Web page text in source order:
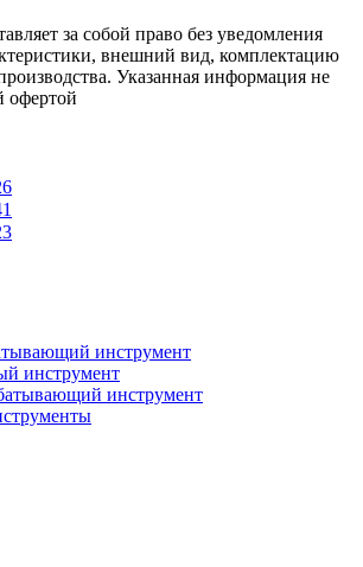
за собой право без уведомления
внешний вид, комплектацию
Указанная информация не
офертой
инструмент
инструмент
инструмент